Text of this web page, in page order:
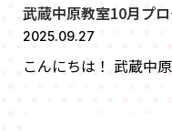
武蔵中原教室10月プ
2025.09.27
こんにちは！ 武蔵中